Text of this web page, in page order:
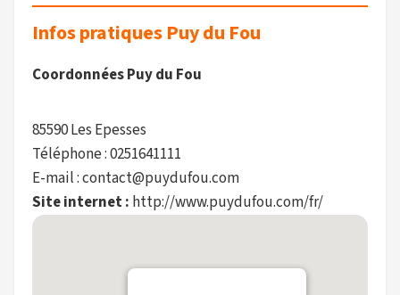
Infos pratiques Puy du Fou
Coordonnées Puy du Fou
85590 Les Epesses
Téléphone : 0251641111
E-mail : contact@puydufou.com
Site internet : http://www.puydufou.com/fr/